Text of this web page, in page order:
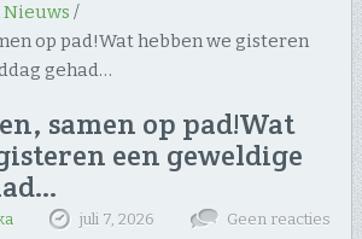
/
op pad! ​Wat hebben we gisteren
gehad…
samen op pad! ​Wat
een geweldige
juli 7, 2026 Geen reacties